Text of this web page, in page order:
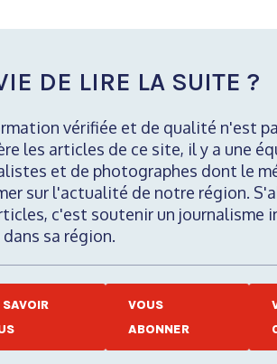
DE LIRE LA SUITE ?
vérifiée et de qualité n'est
les articles de ce site, il y a une
et de photographes dont le
sur l'actualité de notre région.
c'est soutenir un journalisme
dans sa région.
SAVOIR
VOUS
ABONNER